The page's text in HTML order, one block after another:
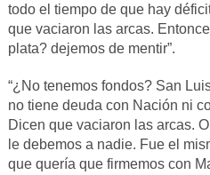
todo el tiempo de que hay
que vaciaron las arcas.
plata? dejemos de mentir”.
“¿No tenemos fondos? San
no tiene deuda con Nación ni
Dicen que vaciaron las arcas.
le debemos a nadie. Fue el
que quería que firmemos con